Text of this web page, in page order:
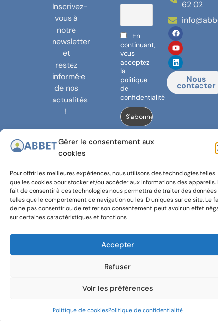
Gérer le consentement aux
cookies
Pour offrir les meilleures expériences, nous utilisons des technologies telles
que les cookies pour stocker et/ou accéder aux informations des appareils.
fait de consentir à ces technologies nous permettra de traiter des données
telles que le comportement de navigation ou les ID uniques sur ce site. Le
de ne pas consentir ou de retirer son consentement peut avoir un effet
sur certaines caractéristiques et fonctions.
Accepter
Refuser
Voir les préférences
Politique de cookiesPolitique de confidentialité
Inscrivez-
vous à
notre
newsletter
et
restez
informé·e
de nos
actualités
!
En
continuant,
vous
acceptez
la
politique
de
confidentialité
62 02
Nous
contacter
Banlieues
asbl
Avec le
soutien
de la
COCOF et
de la
COCOM